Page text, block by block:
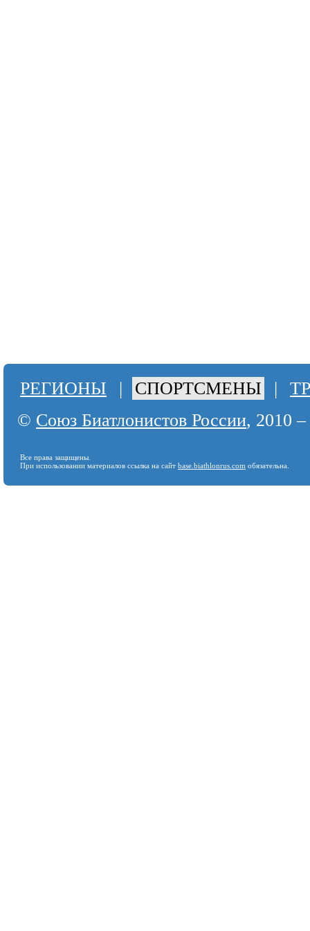
РЕГИОНЫ | СПОРТСМЕНЫ |
© Союз Биатлонистов России, 2010
Все права защищены.
При использовании материалов ссылка на сайт base.biathlonrus.com обязательна.